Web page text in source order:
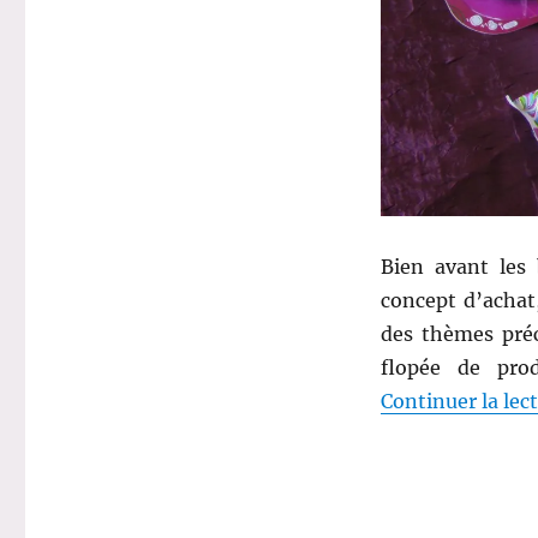
Bien avant les
concept
des thèmes
flopée de
Continuer la